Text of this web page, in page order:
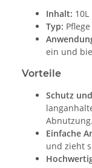
Inhalt: 10L
Typ:
ein und
Vorteile
Schutz
Abnutzung.
Einfache
und zieht